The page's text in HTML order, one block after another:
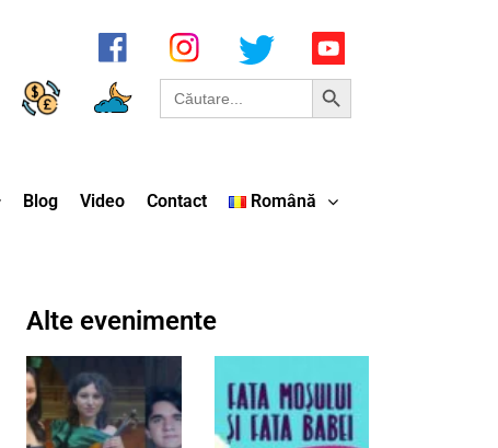
Search
for:
Search Button
Blog Video Contact Română
Alte evenimente